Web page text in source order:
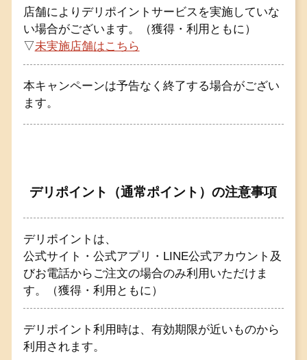
店舗によりデリポイントサービスを実施していな
い場合がございます。（獲得・利用ともに）
▽未実施店舗はこちら
本キャンペーンは予告なく終了する場合がござい
ます。
デリポイント（通常ポイント）の注意事項
デリポイントは、
公式サイト・公式アプリ・LINE公式アカウント及
びお電話からご注文の場合のみ利用いただけま
す。（獲得・利用ともに）
デリポイント利用時は、有効期限が近いものから
利用されます。